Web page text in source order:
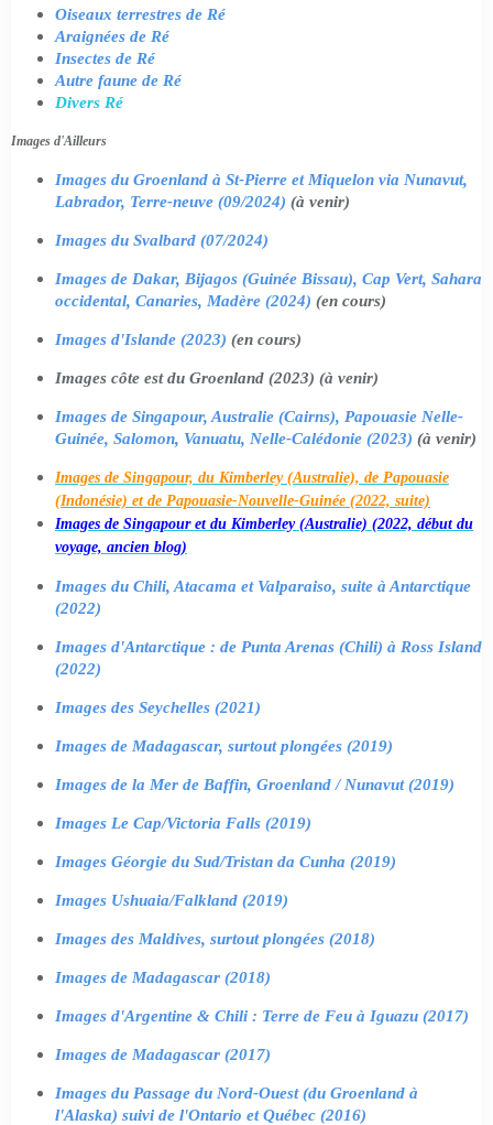
Oiseaux terrestres de Ré
Araignées de Ré
Insectes de Ré
Autre faune de Ré
Divers Ré
Images d'Ailleurs
Images du Groenland à St-Pierre et Miquelon via Nunavut,
Labrador, Terre-neuve (09/2024) (à venir)
Images du Svalbard (07/2024)
Images de Dakar, Bijagos (Guinée Bissau), Cap Vert, Sahara
occidental, Canaries, Madère (2024) (en cours)
Images d'Islande (2023) (en cours)
Images côte est du Groenland (2023) (à venir)
Images de Singapour, Australie (Cairns), Papouasie Nelle-
Guinée, Salomon, Vanuatu, Nelle-Calédonie (2023) (à venir)
Images de Singapour, du Kimberley (Australie), de Papouasie
(Indonésie) et de Papouasie-Nouvelle-Guinée (2022, suite)
Images de Singapour et du Kimberley (Australie) (2022, début du
voyage, ancien blog)
Images du Chili, Atacama et Valparaiso, suite à Antarctique
(2022)
Images d'Antarctique : de Punta Arenas (Chili) à Ross Island
(2022)
Images des Seychelles (2021)
Images de Madagascar, surtout plongées (2019)
Images de la Mer de Baffin, Groenland / Nunavut (2019)
Images Le Cap/Victoria Falls (2019)
Images Géorgie du Sud/Tristan da Cunha (2019)
Images Ushuaia/Falkland (2019)
Images des Maldives, surtout plongées (2018)
Images de Madagascar (2018)
Images d'Argentine & Chili : Terre de Feu à Iguazu (2017)
Images de Madagascar (2017)
Images du Passage du Nord-Ouest (du Groenland à
l'Alaska) suivi de l'Ontario et Québec (2016)